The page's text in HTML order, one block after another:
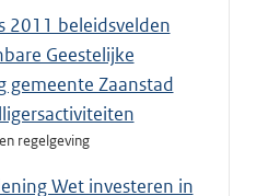
2011 beleidsvelden
Geestelijke
gemeente Zaanstad
regelgeving
Wet investeren in